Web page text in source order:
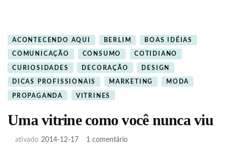
ACONTECENDO AQUI BERLIM BOAS IDÉIAS
COMUNICAÇÃO CONSUMO COTIDIANO
CURIOSIDADES DECORAÇÃO DESIGN
DICAS PROFISSIONAIS MARKETING MODA
PROPAGANDA VITRINES
Uma vitrine como você nunca viu
ativado 2014-12-17 1 comentárioem